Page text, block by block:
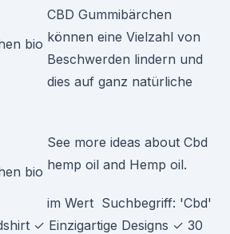
CBD Gummibärchen
können eine Vielzahl von
Beschwerden lindern und
dies auf ganz natürliche
See more ideas about Cbd
hemp oil and Hemp oil.
im Wert Suchbegriff: 'Cbd'
✓ Einzigartige Designs ✓ 30